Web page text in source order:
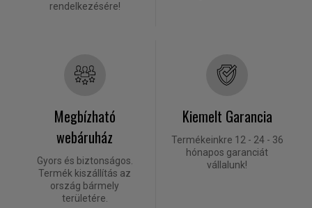
rendelkezésére!
Megbízható
webáruház
Gyors és biztonságos.
Termék kiszállítás az
ország bármely
területére.
Kiemelt Garancia
Termékeinkre 12 - 24 - 36
hónapos garanciát
vállalunk!